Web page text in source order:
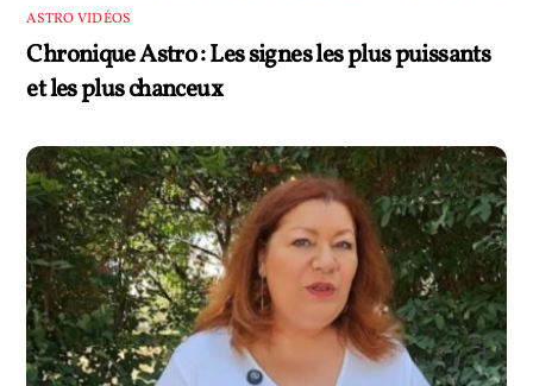
ASTRO VIDÉOS
Chronique Astro : Les signes les plus puissants
et les plus chanceux